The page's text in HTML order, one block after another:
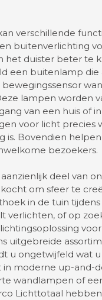
verschillende
buitenverlichting
het duister beter te
een buitenlamp die
lampen worden
van een huis of
voor licht precies
is. Bovendien
bezoekers.
deel van
om sfeer te
in de tuin
verlichten, of op
uitgebreide
u ongetwijfeld wat u
in moderne up-and-
wandlampen of
Lichttotaal